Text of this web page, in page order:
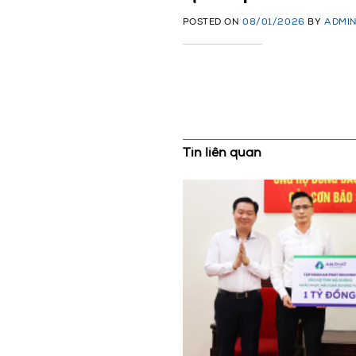
POSTED ON08/01/2026 BY
Tin liên quan